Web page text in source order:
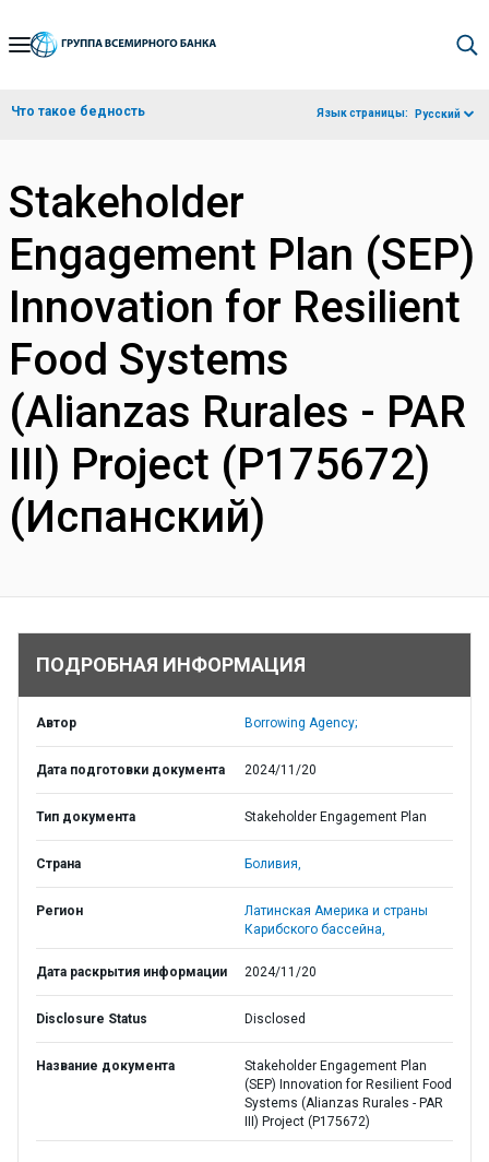
Skip
Navigation
Что такое бедность Язык страницы: Русский
Stakeholder
Engagement Plan (SEP)
Innovation for Resilient
Food Systems
(Alianzas Rurales - PAR
III) Project (P175672)
(Испанский)
ПОДРОБНАЯ ИНФОРМАЦИЯ
Автор Borrowing Agency;
Дата подготовки документа 2024/11/20
Тип документа Stakeholder Engagement Plan
Страна Боливия,
Регион
Латинская Америка и страны
Карибского бассейна,
Дата раскрытия информации 2024/11/20
Disclosure Status Disclosed
Название документа
Stakeholder Engagement Plan
(SEP) Innovation for Resilient Food
Systems (Alianzas Rurales - PAR
III) Project (P175672)